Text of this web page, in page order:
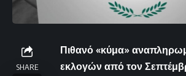
SHARE
Πιθανό «κύμα»
εκλογών από τον